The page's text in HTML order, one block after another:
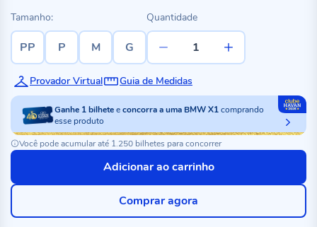
Tamanho:
PP P M G
Quantidade
Provador Virtual Guia de Medidas
Ganhe 1bilheteeconcorra a uma BMW X1comprando
esse produto
Você pode acumular até 1.250 bilhetes para concorrer
Adicionar ao carrinho
Comprar agora